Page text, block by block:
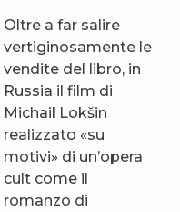
Oltre a far salire
vertiginosamente le
vendite del libro, in
Russia il film di
Michail Lokšin
realizzato «su
motivi» di un’opera
cult come il
romanzo di